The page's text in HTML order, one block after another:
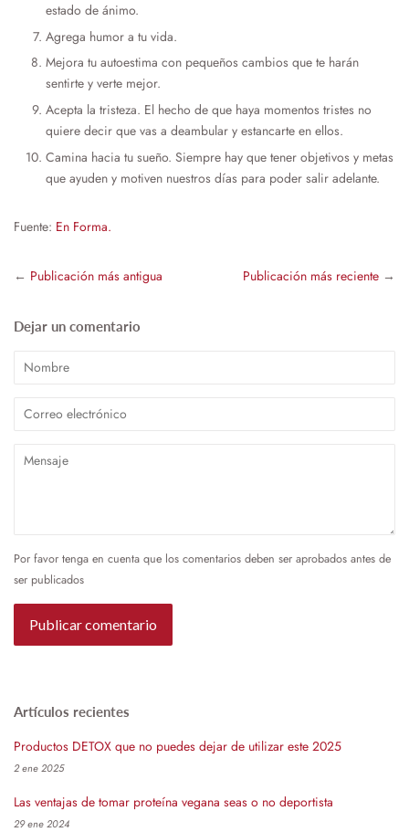
estado de ánimo.
Agrega humor a tu vida.
Mejora tu autoestima con pequeños cambios que te harán
sentirte y verte mejor.
Acepta la tristeza. El hecho de que haya momentos tristes no
quiere decir que vas a deambular y estancarte en ellos.
Camina hacia tu sueño. Siempre hay que tener objetivos y metas
que ayuden y motiven nuestros días para poder salir adelante.
Fuente: En Forma.
← Publicación más antigua Publicación más reciente →
Dejar un comentario
Nombre
Correo
Mensaje
Por favor tenga en cuenta que los comentarios deben ser aprobados antes de
ser publicados
Artículos recientes
Productos DETOX que no puedes dejar de utilizar este 2025
2 ene 2025
Las ventajas de tomar proteína vegana seas o no deportista
29 ene 2024